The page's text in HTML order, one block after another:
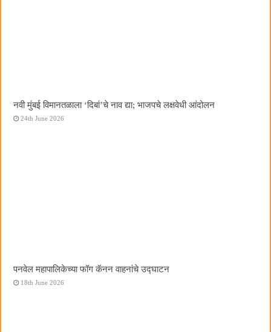
नवी मुंबई विमानतळाला ‌‘दिबां‌’चे नाव द्या; भाजपचे लक्षवेधी आंदोलन
24th June 2026
पनवेल महापालिकेच्या फॉग कॅनन वाहनांचे उद्घाटन
18th June 2026